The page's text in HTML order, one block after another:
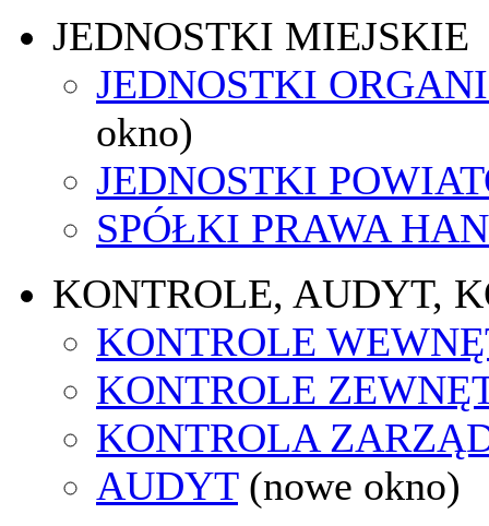
JEDNOSTKI MIEJSKIE
JEDNOSTKI
okno)
JEDNOSTKI
SPÓŁKI PRAWA
KONTROLE, AUDYT,
KONTROLE
KONTROLE
KONTROLA
AUDYT (nowe okno)